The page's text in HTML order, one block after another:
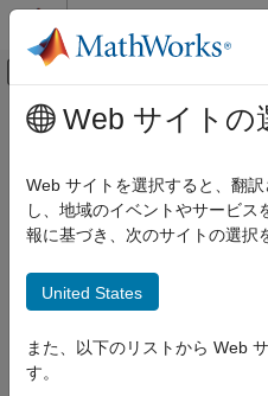
コンテンツへスキップ
オフキャンバス
ドキュメンテーションのホーム
Simulink Control Design
制御システムの設計と調整
項目一覧
解析プロット
メインコンテンツ
応答プロットを
この例では、制御システム
して制御システムの設計を解
解析プロット — システム
Web サイトの
Web サイトを選択すると、翻
し、地域のイベントやサービ
報に基づき、次のサイトの選択
United States
また、以下のリストから Web
す。